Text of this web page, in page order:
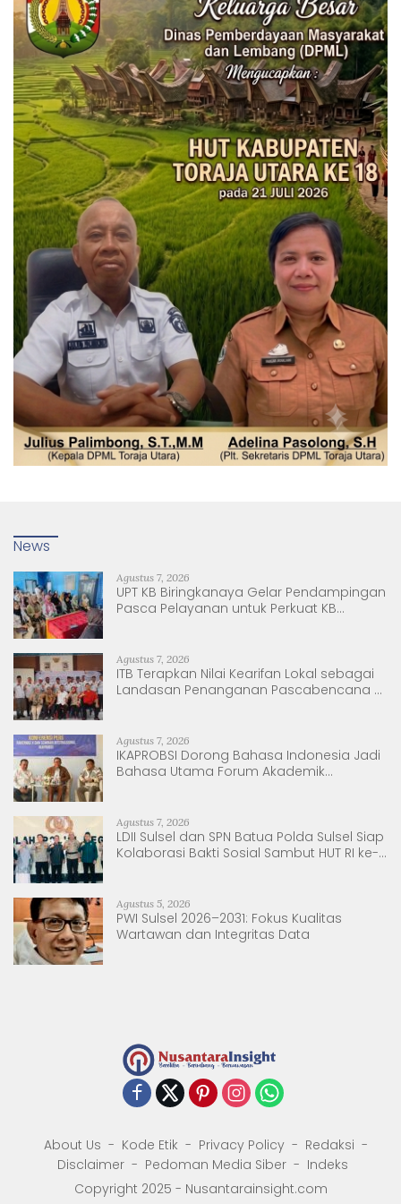
News
Agustus 7, 2026
UPT KB Biringkanaya Gelar Pendampingan
Pasca Pelayanan untuk Perkuat KB
Agustus 7, 2026
ITB Terapkan Nilai Kearifan Lokal sebagai
Landasan Penanganan Pascabencana di
Agustus 7, 2026
IKAPROBSI Dorong Bahasa Indonesia Jadi
Bahasa Utama Forum Akademik
Agustus 7, 2026
LDII Sulsel dan SPN Batua Polda Sulsel Siap
Kolaborasi Bakti Sosial Sambut HUT RI ke-
Agustus 5, 2026
PWI Sulsel 2026–2031: Fokus Kualitas
Wartawan dan Integritas Data
About Us Kode Etik Privacy Policy
Redaksi
Disclaimer
Pedoman Media Siber
Indeks
Copyright 2025 - Nusantarainsight.com